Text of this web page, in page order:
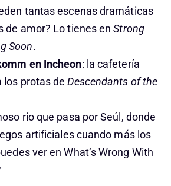
tantas escenas dramáticas
de amor? Lo tienes enStrong
Soon.
en Incheon: la cafetería
los protas deDescendants of the
rio que pasa por Seúl, donde
artificiales cuando más los
ver en What’s Wrong With